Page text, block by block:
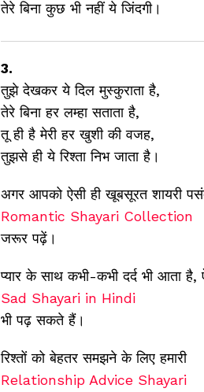
तेरे बिना कुछ भी नहीं ये जिंदगी।
3.
तुझे देखकर ये दिल मुस्कुराता है,
तेरे बिना हर लम्हा सताता है,
तू ही है मेरी हर खुशी की वजह,
तुझसे ही ये रिश्ता निभ जाता है।
अगर आपको ऐसी ही खूबसूरत शायरी
Romantic Shayari Collection
जरूर पढ़ें।
प्यार के साथ कभी-कभी दर्द भी आता
Sad Shayari in Hindi
भी पढ़ सकते हैं।
रिश्तों को बेहतर समझने के लिए हमारी
Relationship Advice Shayari